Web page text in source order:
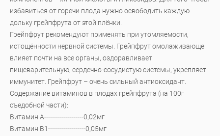
избавиться от горечи плода нужно освободить каждую
дольку грейпфрута от этой плёнки.
Грейпфрут рекомендуют применять при утомляемости,
истощённости нервной системы. Грейпфрут омолаживающе
влияет почти на все органы, оздоравливает
пищеварительную, сердечно-сосудистую системы, укрепляет
иммунитет. Грейпфрут – очень сильный антиоксидант.
Содержание витаминов в плодах грейпфрута (на 100г
съедобной части):
Витамин А--------------------0,02мг
Витамин В1-------------------0,05мг